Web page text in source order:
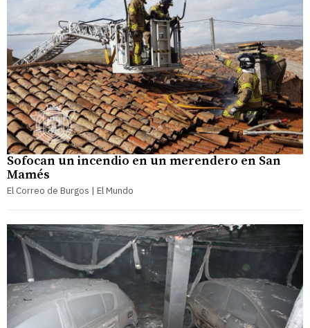
Sofocan un incendio en un merendero en San
Mamés
El Correo de Burgos | El Mundo